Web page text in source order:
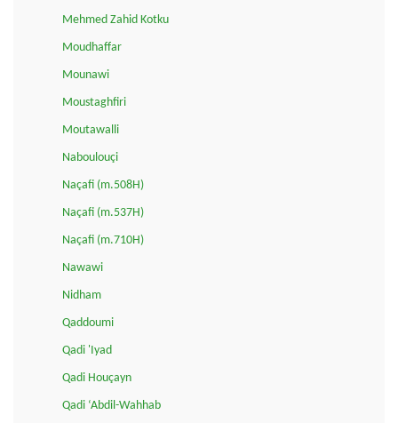
Mehmed Zahid Kotku
Moudhaffar
Mounawi
Moustaghfiri
Moutawalli
Naboulouçi
Naçafi (m.508H)
Naçafi (m.537H)
Naçafi (m.710H)
Nawawi
Nidham
Qaddoumi
Qadi 'Iyad
Qadi Houçayn
Qadi ‘Abdil-Wahhab